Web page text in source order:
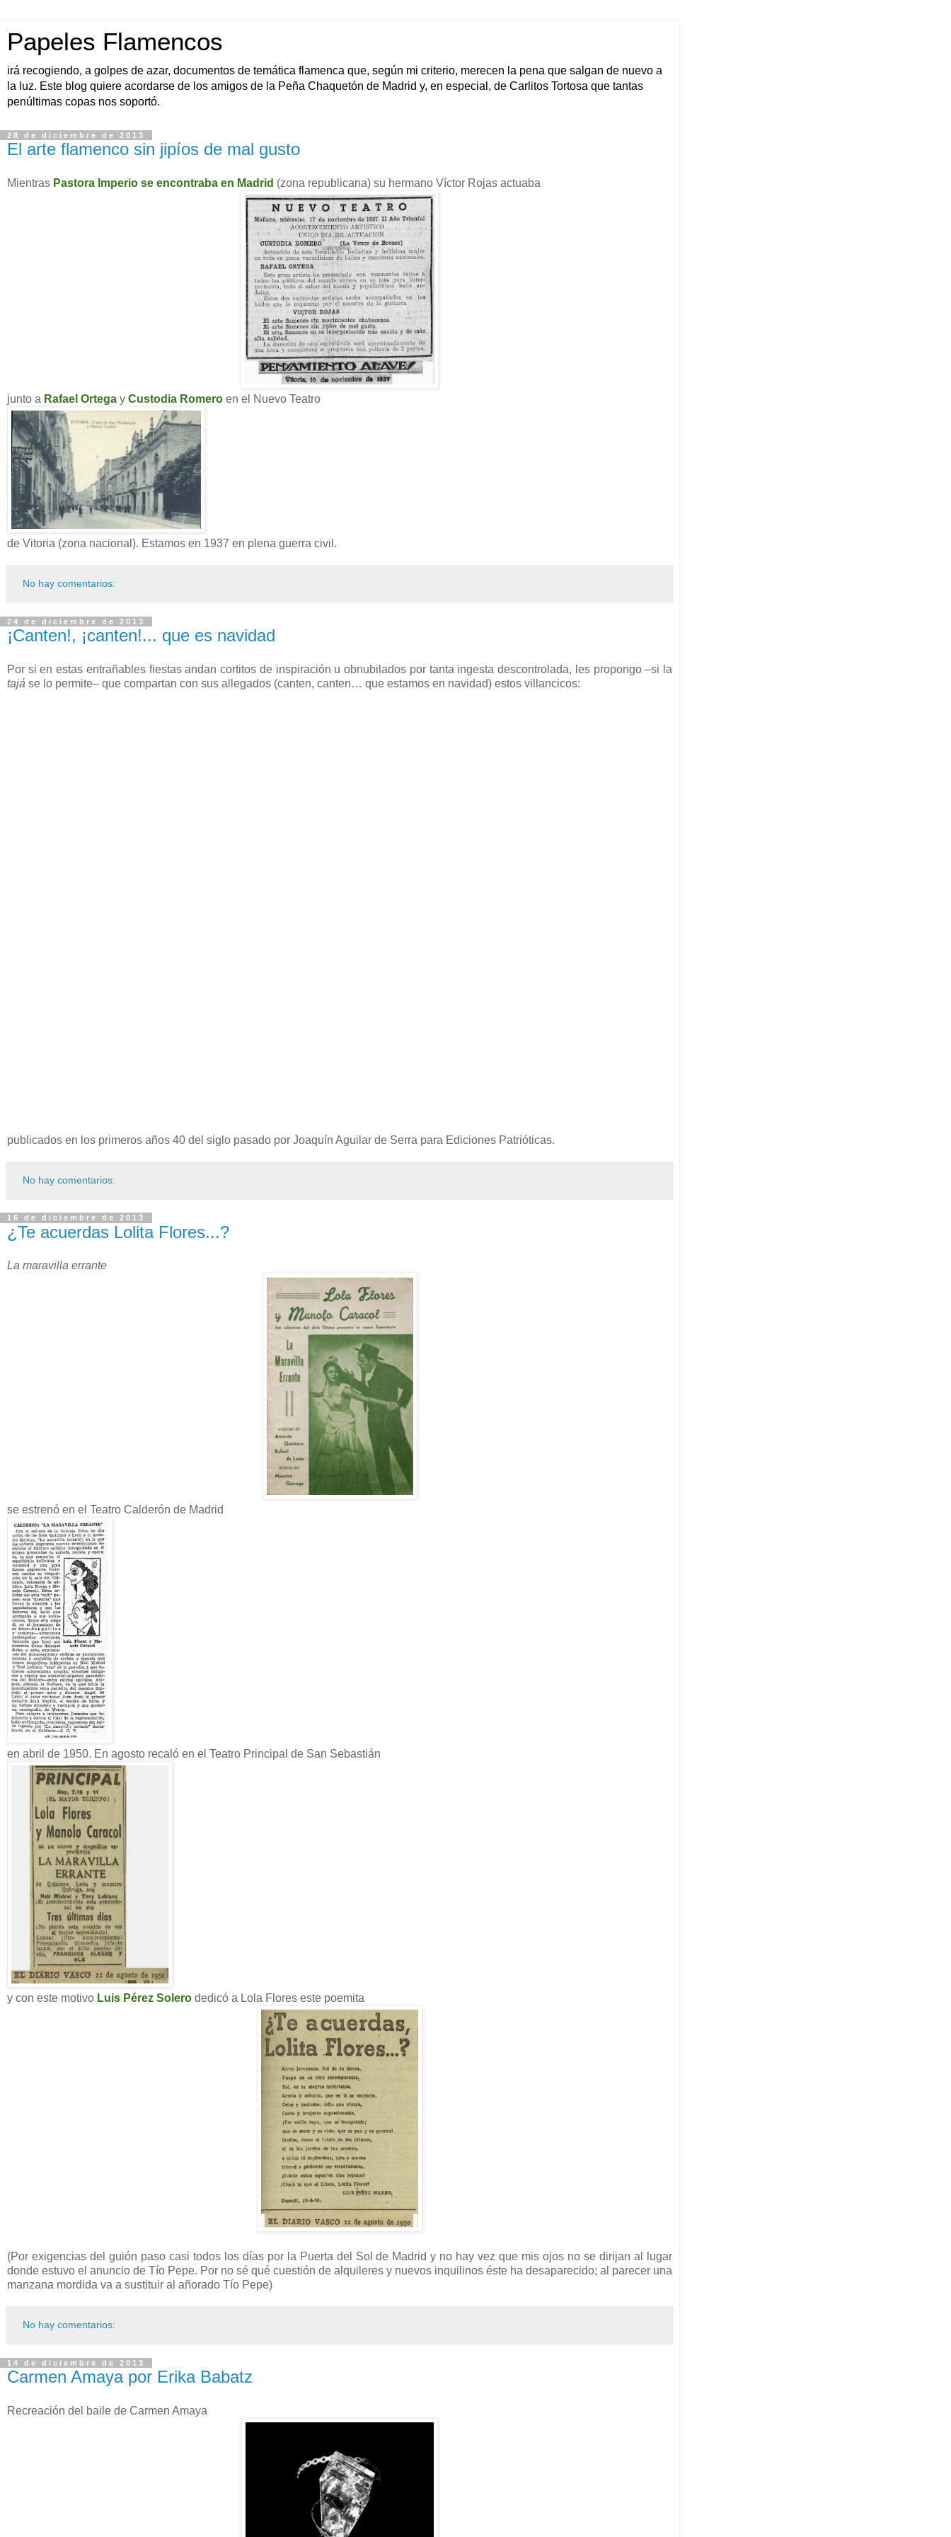
Papeles Flamencos
irá recogiendo, a golpes de azar, documentos de temática flamenca que, según mi criterio, merecen la pena que salgan de nuevo a
la luz. Este blog quiere acordarse de los amigos de la Peña Chaquetón de Madrid y, en especial, de Carlitos Tortosa que tantas
penúltimas copas nos soportó.
28 de diciembre de 2013
El arte flamenco sin jipíos de mal gusto
Mientras Pastora Imperio se encontraba en Madrid (zona republicana) su hermano Víctor Rojas actuaba
junto a Rafael Ortega y Custodia Romero en el Nuevo Teatro
de Vitoria (zona nacional). Estamos en 1937 en plena guerra civil.
No hay comentarios:
24 de diciembre de 2013
¡Canten!, ¡canten!... que es navidad
Por si en estas entrañables fiestas andan cortitos de inspiración u obnubilados por tanta ingesta descontrolada, les propongo –si la
tajá se lo permite– que compartan con sus allegados (canten, canten… que estamos en navidad) estos villancicos:
publicados en los primeros años 40 del siglo pasado por Joaquín Aguilar de Serra para Ediciones Patrióticas.
No hay comentarios:
16 de diciembre de 2013
¿Te acuerdas Lolita Flores...?
La maravilla errante
se estrenó en el Teatro Calderón de Madrid
en abril de 1950. En agosto recaló en el Teatro Principal de San Sebastián
y con este motivo Luis Pérez Solero dedicó a Lola Flores este poemita
(Por exigencias del guión paso casi todos los días por la Puerta del Sol de Madrid y no hay vez que mis ojos no se dirijan al lugar
donde estuvo el anuncio de Tío Pepe. Por no sé qué cuestión de alquileres y nuevos inquilinos éste ha desaparecido; al parecer una
manzana mordida va a sustituir al añorado Tío Pepe)
No hay comentarios:
14 de diciembre de 2013
Carmen Amaya por Erika Babatz
Recreación del baile de Carmen Amaya